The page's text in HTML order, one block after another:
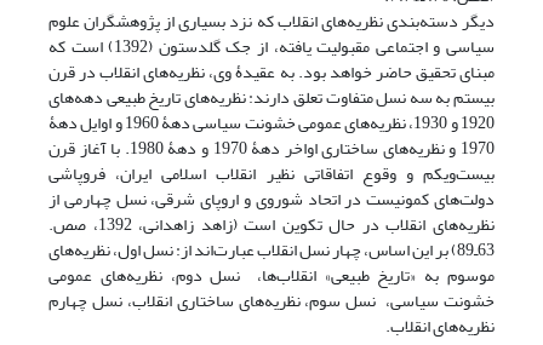
دیگر دسته‌بندی نظریه‌های انقلاب که نزد بسیاری از پژوهشگران علوم
سیاسی و اجتماعی مقبولیت یافته، از جک گلدستون (1392) است که
مبنای تحقیق حاضر خواهد بود. به عقیدۀ وی، نظریه‌های انقلاب در قرن
بیستم به سه نسل متفاوت تعلق دارند: نظریه‌های تاریخ طبیعی دهه‌های
1920 و 1930، نظریه‌های عمومی خشونت سیاسی دهۀ 1960 و اوایل دهۀ
1970 و نظریه‌های ساختاری اواخر دهۀ 1970 و دهۀ 1980. با آغاز قرن
بیست‌ویکم و وقوع اتفاقاتی نظیر انقلاب اسلامی ایران، فروپاشی
دولت‌های کمونیست در اتحاد شوروی و اروپای شرقی، نسل چهارمی از
نظریه‌های انقلاب در حال تکوین است (زاهد زاهدانی، 1392، صص.
63ـ89) بر این اساس، چهار نسل انقلاب عبارت‌اند از: نسل اول، نظریه‌های
موسوم به «تاریخ طبیعی» انقلاب‌ها، نسل دوم، نظریه‌های عمومی
خشونت سیاسی، نسل سوم، نظریه‌های ساختاری انقلاب، نسل چهارم
نظریه‌های انقلاب.